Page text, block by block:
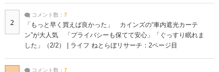
2
コメント数： 7
「もっと早く買えば良かった」 カインズの“車内遮光カーテ
ン”が大人気 「プライバシーも保てて安心」「ぐっすり眠れま
した」（2/2） | ライフ ねとらぼリサーチ：2ページ目
コメント数： 7